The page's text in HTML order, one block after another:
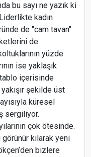
bu sayı ne yazık ki
kadın
de "cam tavan"
de
yüzde
ise yaklaşık
içerisinde
şekilde üst
küresel
sergiliyor.
çok ötesinde.
kılarak yeni
bizlere